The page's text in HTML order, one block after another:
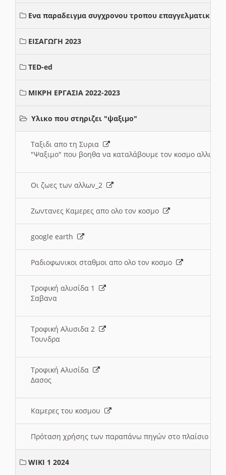
Ενα παραδειγμα συγχρονου τροπου επαγγελματικης
ΕΙΣΑΓΩΓΗ 2023
TED-ed
ΜΙΚΡΗ ΕΡΓΑΣΙΑ 2022-2023
Υλικο που στηριζει "ψαξιμο"
Ταξιδι απο τη Συρια
"Ψαξιμο" που βοηθα να καταλάβουμε τον κοσμο αλλων
Οι ζωες των αλλων_2
Ζωντανες Καμερες απο ολο τον κοσμο
google earth
Ραδιοφωνικοι σταθμοι απο ολο τον κοσμο
Τροφική αλυσίδα 1
Σαβανα
Τροφική Αλυσιδα 2
Τουνδρα
Τροφική Αλυσίδα
Δασος
Καμερες του κοσμου
Πρόταση χρήσης των παραπάνω πηγών στο πλαίσιο
WIKI 1 2024